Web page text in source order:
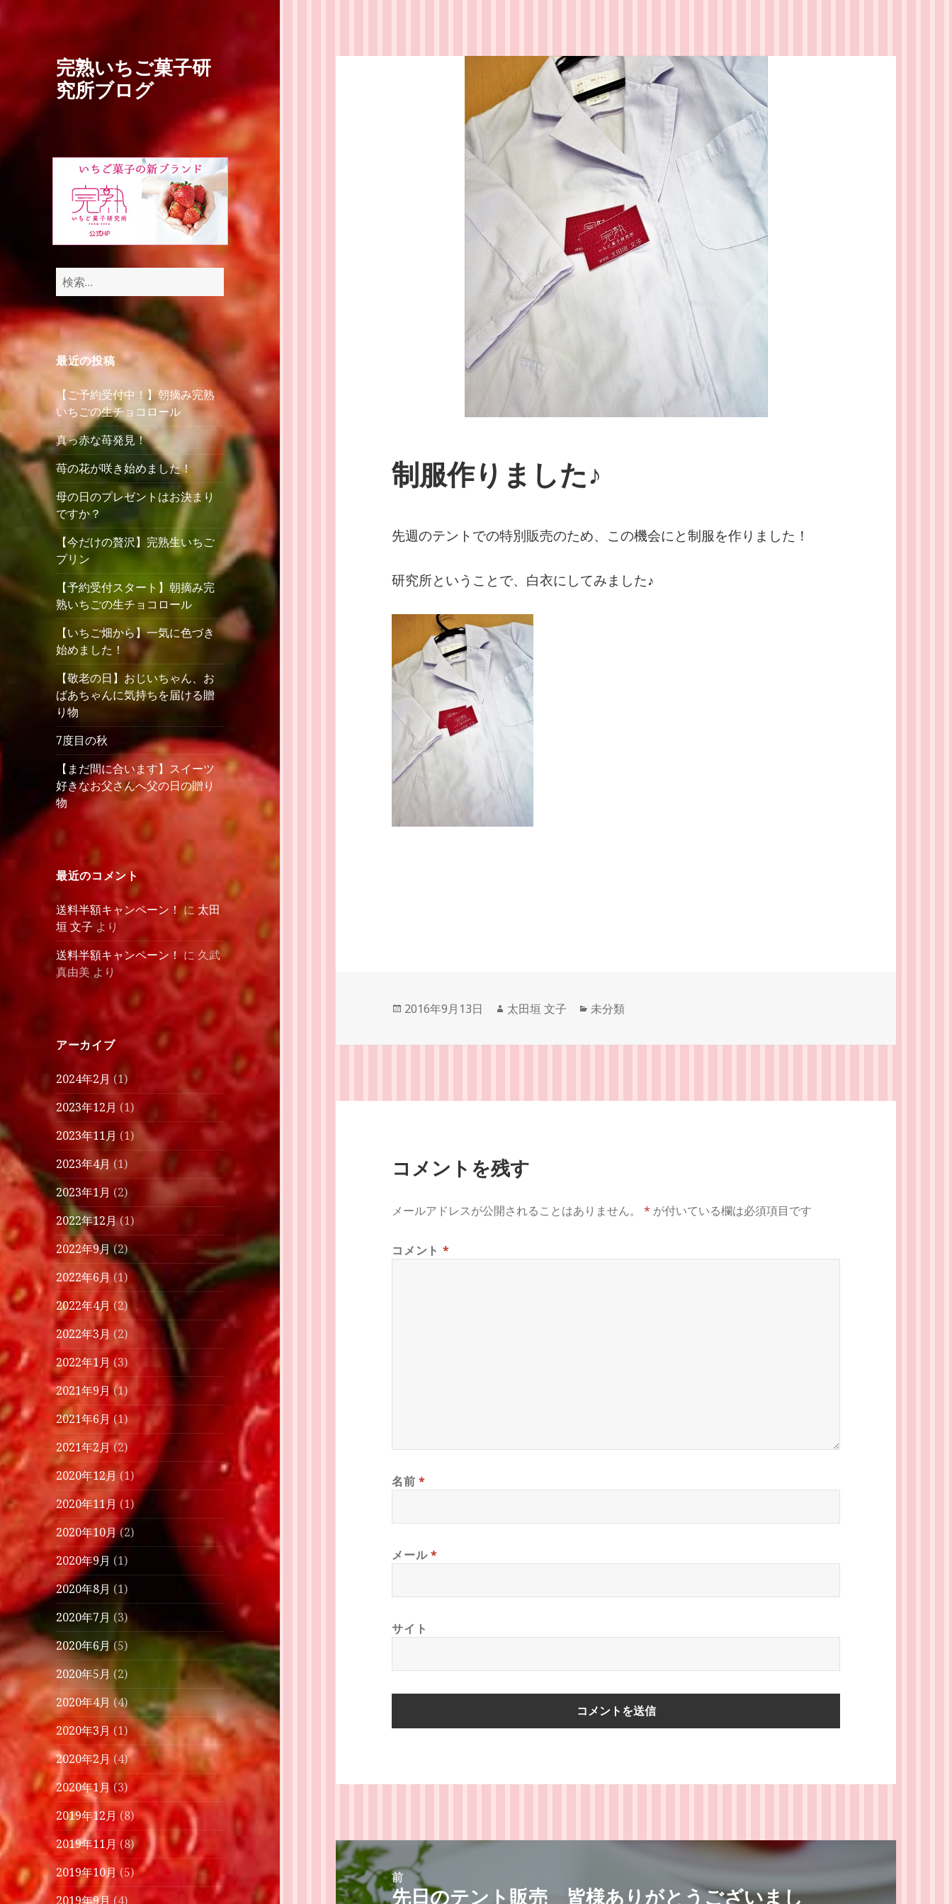
完熟いちご菓子研
究所ブログ
検
索:
最近の投稿
【ご予約受付中！】朝摘み完熟
いちごの生チョコロール
真っ赤な苺発見！
苺の花が咲き始めました！
母の日のプレゼントはお決まり
ですか？
【今だけの贅沢】完熟生いちご
プリン
【予約受付スタート】朝摘み完
熟いちごの生チョコロール
【いちご畑から】一気に色づき
始めました！
【敬老の日】おじいちゃん、お
ばあちゃんに気持ちを届ける贈
り物
7度目の秋
【まだ間に合います】スイーツ
好きなお父さんへ父の日の贈り
物
最近のコメント
送料半額キャンペーン！に 太田
垣 文子 より
送料半額キャンペーン！に 久武
真由美 より
アーカイブ
2024年2月 (1)
2023年12月 (1)
2023年11月 (1)
2023年4月(1)
2023年1月 (2)
2022年12月(1)
2022年9月(2)
2022年6月(1)
2022年4月 (2)
2022年3月(2)
2022年1月(3)
2021年9月(1)
2021年6月 (1)
2021年2月(2)
2020年12月(1)
2020年11月 (1)
2020年10月(2)
2020年9月 (1)
2020年8月 (1)
2020年7月 (3)
2020年6月 (5)
2020年5月 (2)
2020年4月 (4)
2020年3月(1)
2020年2月 (4)
2020年1月 (3)
2019年12月 (8)
2019年11月 (8)
2019年10月(5)
2019年9月 (4)
制服作りました♪
先週のテントでの特別販売のため、この機会にと制服を作りました！
研究所ということで、白衣にしてみました♪
投
日:
2016年9月13日
作
者
太田垣 文子
カ
ゴ
未分類
コメントを残す
メールアドレスが公開されることはありません。 * が付いている欄は必須項目です
コメント *
名前*
メール*
サイト
投
稿
ナ
前
前
先日のテント販売 皆様ありがとうございまし